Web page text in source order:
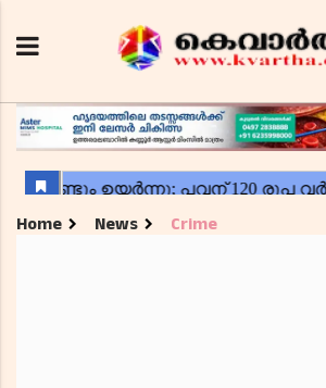
Home News Crime